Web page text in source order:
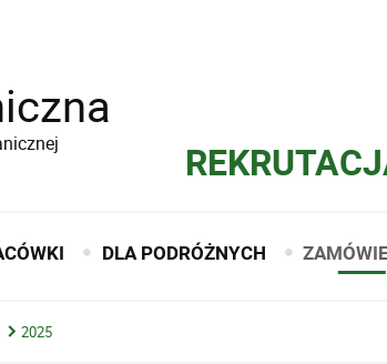
DLA PODRÓŻNYCH
2025